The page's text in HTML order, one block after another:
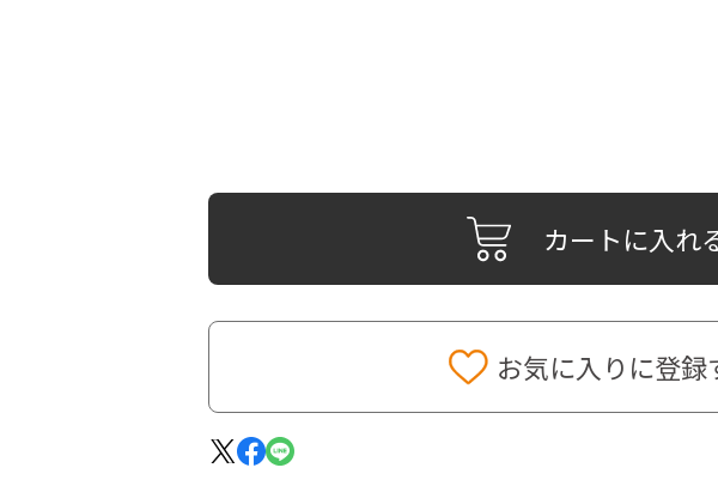
カートに入れ
お気に入りに登録